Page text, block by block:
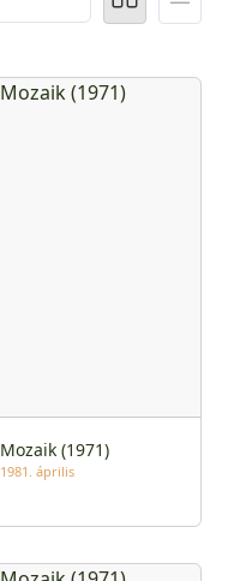
Mozaik (1971)
1981. április